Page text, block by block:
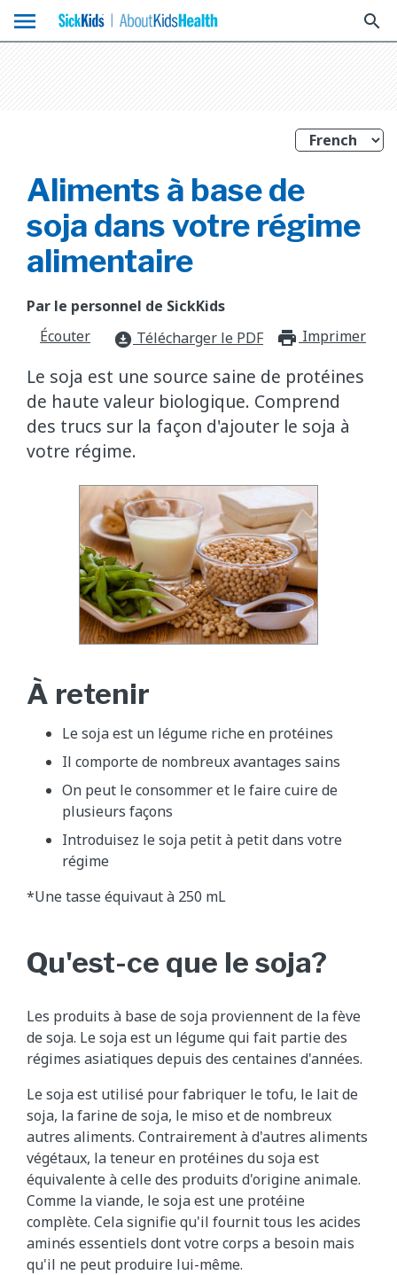
menu search
Aliments à base de
soja dans votre régime
alimentaire
Par le personnel de SickKids
Écouter
download_for_offline Télécharger le PDF Imprimer
Le soja est une source saine de protéines
de haute valeur biologique. Comprend
des trucs sur la façon d'ajouter le soja à
votre régime.
À retenir
Le soja est un légume riche en protéines
Il comporte de nombreux avantages sains
On peut le consommer et le faire cuire de
plusieurs façons
Introduisez le soja petit à petit dans votre
régime
*Une tasse équivaut à 250 mL
Qu'est-ce que le soja?
Les produits à base de soja proviennent de la fève
de soja. Le soja est un légume qui fait partie des
régimes asiatiques depuis des centaines d'années.
Le soja est utilisé pour fabriquer le tofu, le lait de
soja, la farine de soja, le miso et de nombreux
autres aliments. Contrairement à d'autres aliments
végétaux, la teneur en protéines du soja est
équivalente à celle des produits d'origine animale.
Comme la viande, le soja est une protéine
complète. Cela signifie qu'il fournit tous les acides
aminés essentiels dont votre corps a besoin mais
qu'il ne peut produire lui-même.